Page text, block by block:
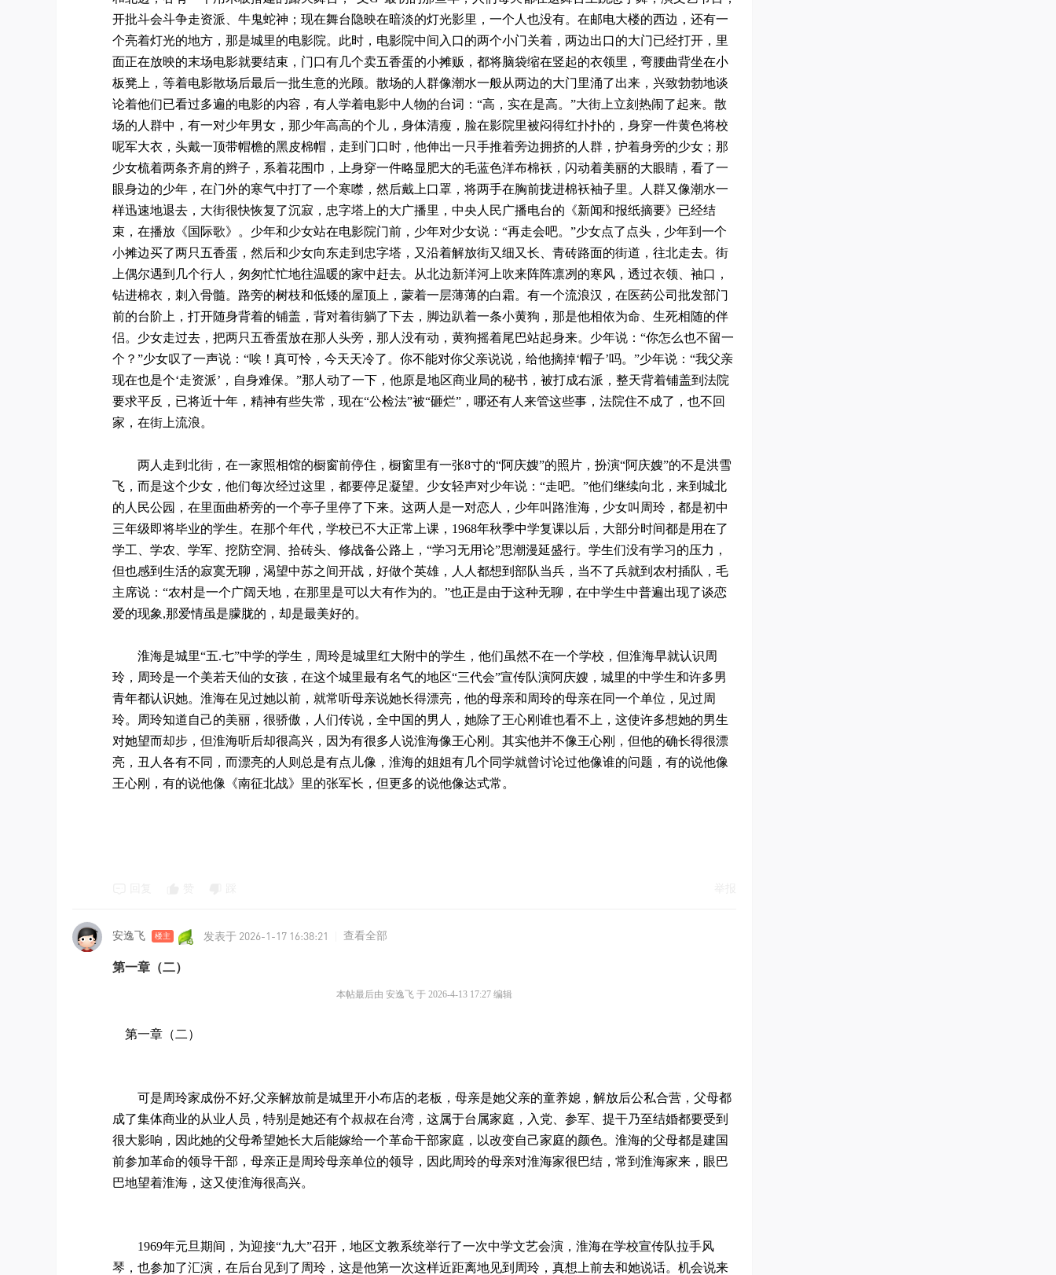
开批斗会斗争走资派、牛鬼蛇神；现在舞台隐映在暗淡的灯光影里，一个人也没有。在邮电大楼的西边，还有一
个亮着灯光的地方，那是城里的电影院。此时，电影院中间入口的两个小门关着，两边出口的大门已经打开，里
面正在放映的末场电影就要结束，门口有几个卖五香蛋的小摊贩，都将脑袋缩在竖起的衣领里，弯腰曲背坐在小
板凳上，等着电影散场后最后一批生意的光顾。散场的人群像潮水一般从两边的大门里涌了出来，兴致勃勃地谈
论着他们已看过多遍的电影的内容，有人学着电影中人物的台词：“高，实在是高。”大街上立刻热闹了起来。散
场的人群中，有一对少年男女，那少年高高的个儿，身体清瘦，脸在影院里被闷得红扑扑的，身穿一件黄色将校
呢军大衣，头戴一顶带帽檐的黑皮棉帽，走到门口时，他伸出一只手推着旁边拥挤的人群，护着身旁的少女；那
少女梳着两条齐肩的辫子，系着花围巾，上身穿一件略显肥大的毛蓝色洋布棉袄，闪动着美丽的大眼睛，看了一
眼身边的少年，在门外的寒气中打了一个寒噤，然后戴上口罩，将两手在胸前拢进棉袄袖子里。人群又像潮水一
样迅速地退去，大街很快恢复了沉寂，忠字塔上的大广播里，中央人民广播电台的《新闻和报纸摘要》已经结
束，在播放《国际歌》。少年和少女站在电影院门前，少年对少女说：“再走会吧。”少女点了点头，少年到一个
小摊边买了两只五香蛋，然后和少女向东走到忠字塔，又沿着解放街又细又长、青砖路面的街道，往北走去。街
上偶尔遇到几个行人，匆匆忙忙地往温暖的家中赶去。从北边新洋河上吹来阵阵凛冽的寒风，透过衣领、袖口，
钻进棉衣，刺入骨髓。路旁的树枝和低矮的屋顶上，蒙着一层薄薄的白霜。有一个流浪汉，在医药公司批发部门
前的台阶上，打开随身背着的铺盖，背对着街躺了下去，脚边趴着一条小黄狗，那是他相依为命、生死相随的伴
侣。少女走过去，把两只五香蛋放在那人头旁，那人没有动，黄狗摇着尾巴站起身来。少年说：“你怎么也不留一
个？”少女叹了一声说：“唉！真可怜，今天天冷了。你不能对你父亲说说，给他摘掉‘帽子’吗。”少年说：“我父亲
现在也是个‘走资派’，自身难保。”那人动了一下，他原是地区商业局的秘书，被打成右派，整天背着铺盖到法院
要求平反，已将近十年，精神有些失常，现在“公检法”被“砸烂”，哪还有人来管这些事，法院住不成了，也不回
家，在街上流浪。
两人走到北街，在一家照相馆的橱窗前停住，橱窗里有一张8寸的“阿庆嫂”的照片，扮演“阿庆嫂”的不是洪雪
飞，而是这个少女，他们每次经过这里，都要停足凝望。少女轻声对少年说：“走吧。”他们继续向北，来到城北
的人民公园，在里面曲桥旁的一个亭子里停了下来。这两人是一对恋人，少年叫路淮海，少女叫周玲，都是初中
三年级即将毕业的学生。在那个年代，学校已不大正常上课，1968年秋季中学复课以后，大部分时间都是用在了
学工、学农、学军、挖防空洞、拾砖头、修战备公路上，“学习无用论”思潮漫延盛行。学生们没有学习的压力，
但也感到生活的寂寞无聊，渴望中苏之间开战，好做个英雄，人人都想到部队当兵，当不了兵就到农村插队，毛
主席说：“农村是一个广阔天地，在那里是可以大有作为的。”也正是由于这种无聊，在中学生中普遍出现了谈恋
爱的现象,那爱情虽是朦胧的，却是最美好的。
淮海是城里“五.七”中学的学生，周玲是城里红大附中的学生，他们虽然不在一个学校，但淮海早就认识周
玲，周玲是一个美若天仙的女孩，在这个城里最有名气的地区“三代会”宣传队演阿庆嫂，城里的中学生和许多男
青年都认识她。淮海在见过她以前，就常听母亲说她长得漂亮，他的母亲和周玲的母亲在同一个单位，见过周
玲。周玲知道自己的美丽，很骄傲，人们传说，全中国的男人，她除了王心刚谁也看不上，这使许多想她的男生
对她望而却步，但淮海听后却很高兴，因为有很多人说淮海像王心刚。其实他并不像王心刚，但他的确长得很漂
亮，丑人各有不同，而漂亮的人则总是有点儿像，淮海的姐姐有几个同学就曾讨论过他像谁的问题，有的说他像
王心刚，有的说他像《南征北战》里的张军长，但更多的说他像达式常。
安逸飞 楼主 发表于 2026-1-17 16:38:21 查看全部
第一章（二）
本帖最后由 安逸飞 于 2026-4-13 17:27 编辑
第一章（二）
可是周玲家成份不好,父亲解放前是城里开小布店的老板，母亲是她父亲的童养媳，解放后公私合营，父母都
成了集体商业的从业人员，特别是她还有个叔叔在台湾，这属于台属家庭，入党、参军、提干乃至结婚都要受到
很大影响，因此她的父母希望她长大后能嫁给一个革命干部家庭，以改变自己家庭的颜色。淮海的父母都是建国
前参加革命的领导干部，母亲正是周玲母亲单位的领导，因此周玲的母亲对淮海家很巴结，常到淮海家来，眼巴
巴地望着淮海，这又使淮海很高兴。
1969年元旦期间，为迎接“九大”召开，地区文教系统举行了一次中学文艺会演，淮海在学校宣传队拉手风
琴，也参加了汇演，在后台见到了周玲，这是他第一次这样近距离地见到周玲，真想上前去和她说话。机会说来